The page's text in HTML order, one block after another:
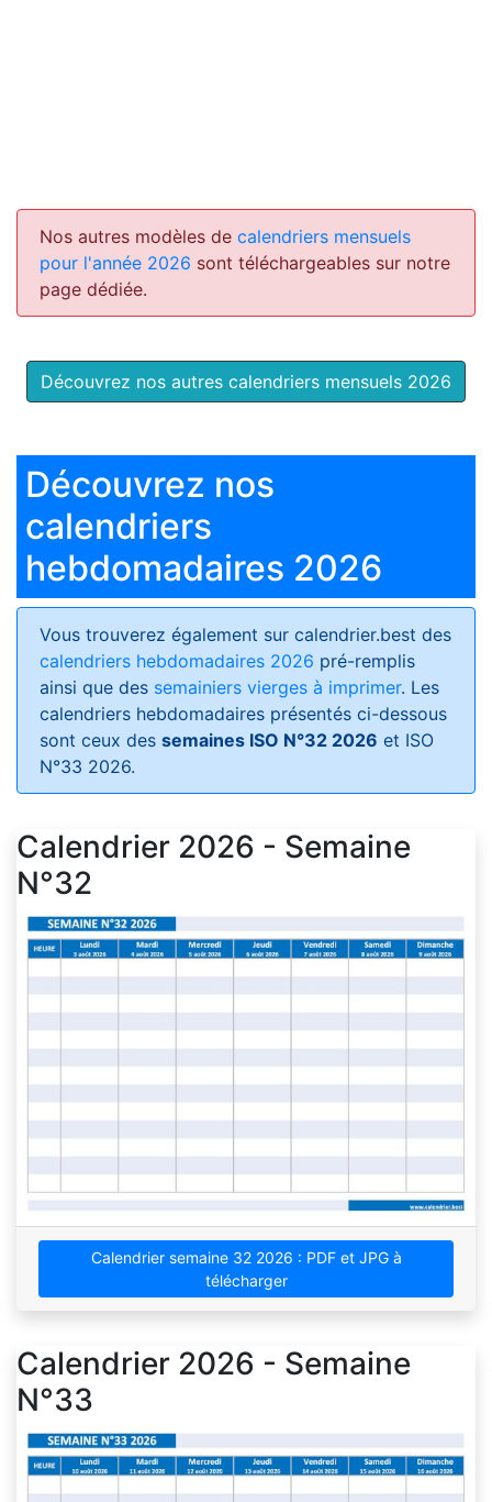
Nos autres modèles de calendriers mensuels
pour l'année 2026 sont téléchargeables sur notre
page dédiée.
Découvrez nos autres calendriers mensuels 2026
Découvrez nos
calendriers
hebdomadaires 2026
Vous trouverez également sur calendrier.best des
calendriers hebdomadaires 2026 pré-remplis
ainsi que des semainiers vierges à imprimer. Les
calendriers hebdomadaires présentés ci-dessous
sont ceux des semaines ISO N°32 2026 et ISO
N°33 2026.
Calendrier 2026 - Semaine
N°32
Calendrier semaine 32 2026 : PDF et JPG à
télécharger
Calendrier 2026 - Semaine
N°33